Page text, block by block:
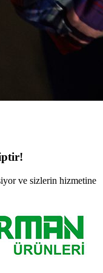
ve sizlerin hizmetine